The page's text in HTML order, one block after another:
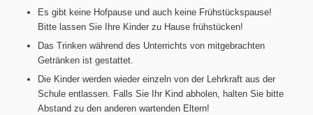
Es gibt keine Hofpause und auch keine Frühstückspause!
Bitte lassen Sie Ihre Kinder zu Hause frühstücken!
Das Trinken während des Unterrichts von mitgebrachten
Getränken ist gestattet.
Die Kinder werden wieder einzeln von der Lehrkraft aus der
Schule entlassen. Falls Sie Ihr Kind abholen, halten Sie bitte
Abstand zu den anderen wartenden Eltern!